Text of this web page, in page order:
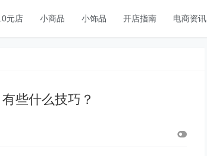
元店 小商品 小饰品 开店指南 电商资讯
些什么技巧？